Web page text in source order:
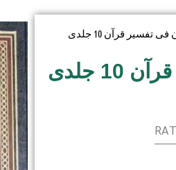
تفسیر قرآن 10 جلدی
جلدی